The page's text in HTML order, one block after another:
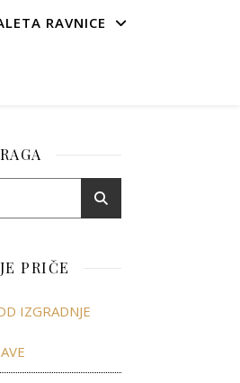
RAVNICE
PRIČE
IZGRADNJE